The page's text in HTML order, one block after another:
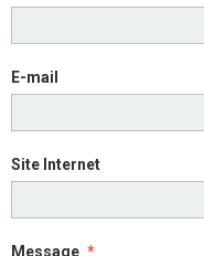
E-mail
Site Internet
Message